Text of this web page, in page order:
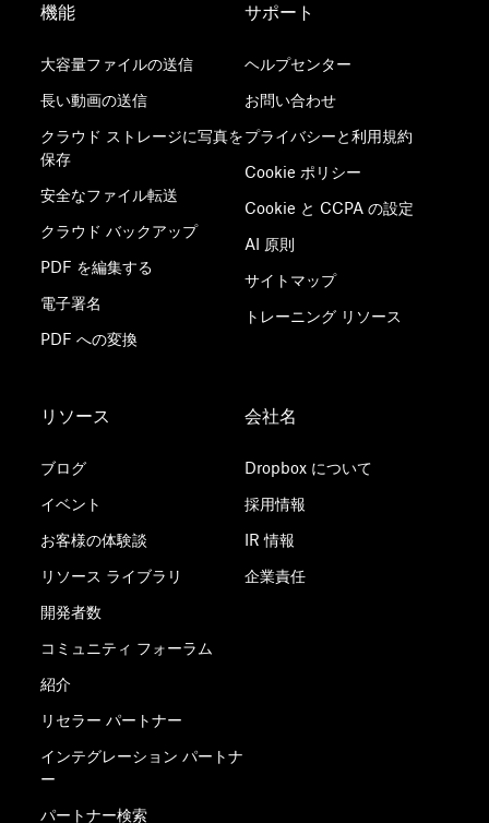
機能
大容量ファイルの送信
長い動画の送信
クラウド ストレージに写真を
保存
安全なファイル転送
クラウド バックアップ
PDF を編集する
電子署名
PDF への変換
サポート
ヘルプセンター
お問い合わせ
プライバシーと利用規約
Cookie ポリシー
Cookie と CCPA の設定
AI 原則
サイトマップ
トレーニング リソース
リソース
ブログ
イベント
お客様の体験談
リソース ライブラリ
開発者数
コミュニティ フォーラム
紹介
リセラー パートナー
インテグレーション パートナ
ー
パートナー検索
会社名
Dropbox について
採用情報
IR 情報
企業責任